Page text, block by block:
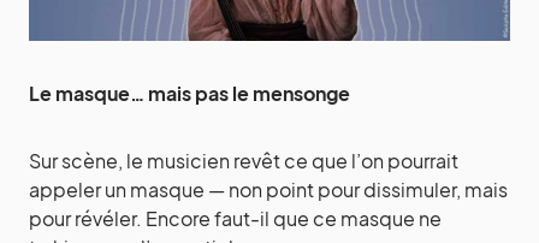
Le masque… mais pas le mensonge
Sur scène, le musicien revêt ce que l’on pourrait
appeler un masque — non point pour dissimuler, mais
pour révéler. Encore faut-il que ce masque ne